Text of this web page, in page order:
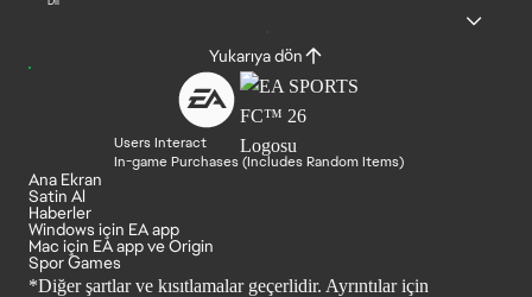
Yukarıya dön
Users Interact
In-game Purchases (Includes Random Items)
Ana Ekran
Satin Al
Haberler
Windows için EA app
Mac için EA app ve Origin
Spor Games
*Diğer şartlar ve kısıtlamalar geçerlidir. Ayrıntılar için